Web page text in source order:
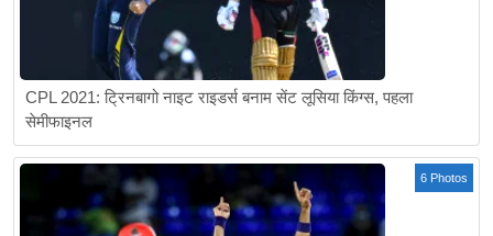
CPL 2021: ट्रिनबागो नाइट राइडर्स बनाम सेंट लूसिया किंग्स, पहला
सेमीफाइनल
6 Photos